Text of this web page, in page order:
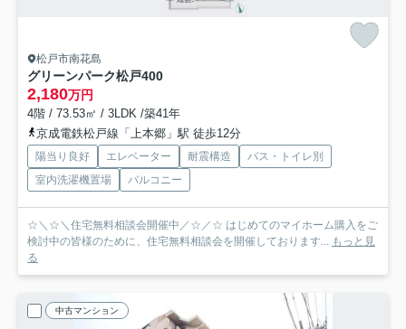
松戸市南花島
グリーンパーク松戸400
2,180万円
4階 / 73.53㎡ / 3LDK /築41年
京成電鉄松戸線「上本郷」駅 徒歩12分
陽当り良好 エレベーター 耐震構造
バス・トイレ別
室内洗濯機置場
バルコニー
☆＼☆＼住宅無料相談会開催中／☆／☆ はじめてのマイホーム購入をご
検討中の皆様のために、住宅無料相談会を開催しております... もっと見
る
中古マンション